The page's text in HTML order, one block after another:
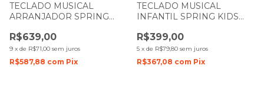
TECLADO MUSICAL
ARRANJADOR SPRING
TECLAS
R$639,00
9 x de R$71,00 sem juros
R$587,88 com Pix
TECLADO MUSICAL
INFANTIL SPRING KIDS
COM 37 TECLAS CORES
R$399,00
5 x de R$79,80 sem juros
R$367,08 com Pix